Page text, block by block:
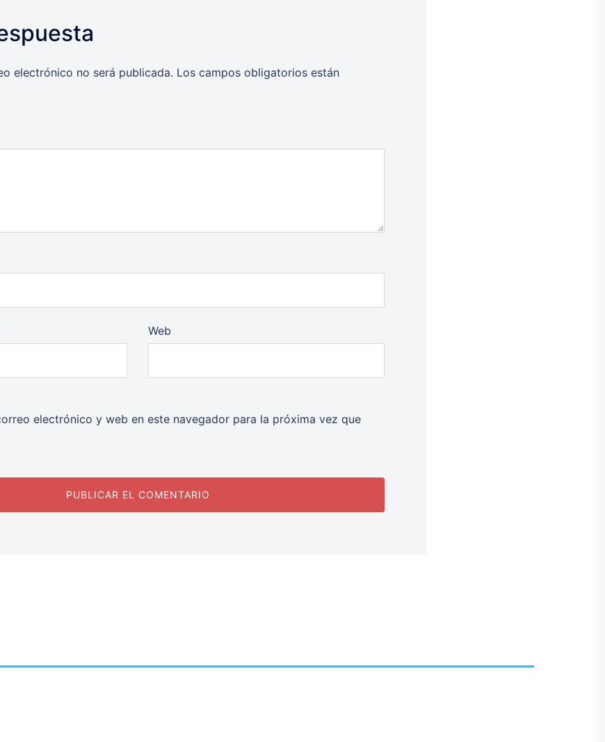
electrónico no será publicada. Los campos obligatorios están
Web
electrónico y web en este navegador para la próxima vez que